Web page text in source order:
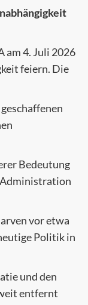
am 4. Juli 2026
feiern. Die
Bedeutung
vor etwa
Politik in
und den
entfernt